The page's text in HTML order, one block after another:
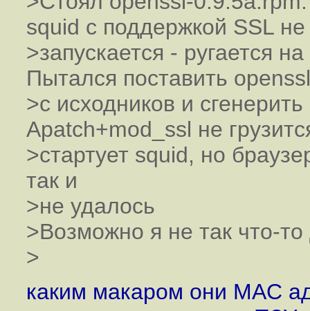
squid с поддержкой SSL не
>запускается - ругается
Пытался поставить
>с исходников и
Apatch+mod_ssl не
>стартует squid, но
так и
>не удалось
>Возможно я не так что-
>
каким макаром они MAC